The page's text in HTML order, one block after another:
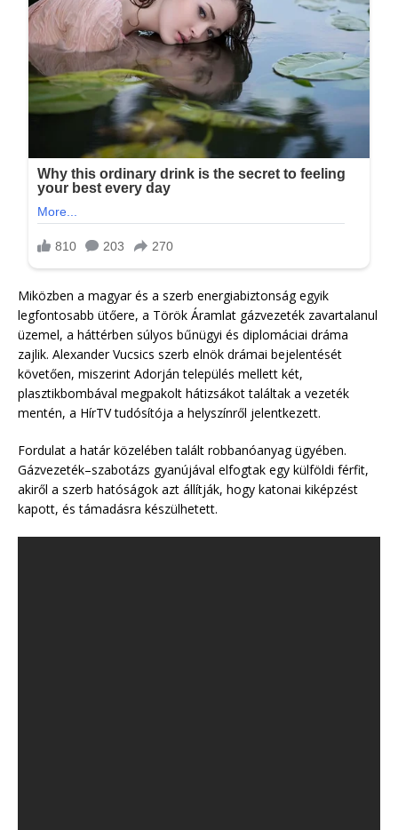
Miközben a magyar és a szerb energiabiztonság egyik
legfontosabb ütőere, a Török Áramlat gázvezeték zavartalanul
üzemel, a háttérben súlyos bűnügyi és diplomáciai dráma
zajlik. Alexander Vucsics szerb elnök drámai bejelentését
követően, miszerint Adorján település mellett két,
plasztikbombával megpakolt hátizsákot találtak a vezeték
mentén, a HírTV tudósítója a helyszínről jelentkezett.
Fordulat a határ közelében talált robbanóanyag ügyében.
Gázvezeték–szabotázs gyanújával elfogtak egy külföldi férfit,
akiről a szerb hatóságok azt állítják, hogy katonai kiképzést
kapott, és támadásra készülhetett.